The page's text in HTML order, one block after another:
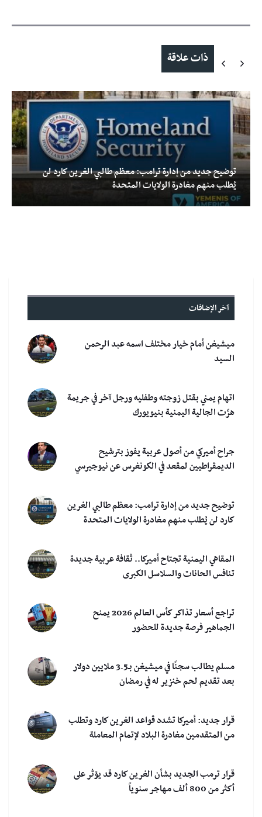
ذات علاقة
توضيح جديد من إدارة ترامب: معظم طالبي الغرين كارد لن
يُطلب منهم مغادرة الولايات المتحدة
آخر الإضافات
ميشيغن أمام خيار مختلف اسمه عبد الرحمن
السيد
اتهام يمني بقتل زوجته وطفليه ورجل آخر في جريمة
هزّت الجالية اليمنية بنيويورك
جراح أميركي من أصول عربية يفوز بترشيح
الديمقراطيين لمقعد في الكونغرس عن نيوجيرسي
توضيح جديد من إدارة ترامب: معظم طالبي الغرين
كارد لن يُطلب منهم مغادرة الولايات المتحدة
المقاهي اليمنية تجتاح أميركا.. ثقافة عربية جديدة
تنافس الحانات والسلاسل الكبرى
تراجع أسعار تذاكر كأس العالم 2026 يمنح
الجماهير فرصة جديدة للحضور
مسلم يطالب سجنًا في ميشيغن بـ3.5 ملايين دولار
بعد تقديم لحم خنزير له في رمضان
قرار جديد: أميركا تشدد قواعد الغرين كارد وتطلب
من المتقدمين مغادرة البلاد لإتمام المعاملة
قرار ترمب الجديد بشأن الغرين كارد قد يؤثر على
أكثر من 800 ألف مهاجر سنوياً